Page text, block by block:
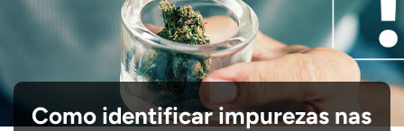
Como identificar impurezas nas